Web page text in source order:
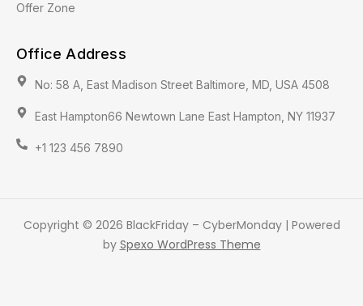
Offer Zone
Office Address
No: 58 A, East Madison Street Baltimore, MD, USA 4508
East Hampton66 Newtown Lane East Hampton, NY 11937
+1 123 456 7890
Copyright © 2026 BlackFriday – CyberMonday | Powered
by Spexo WordPress Theme